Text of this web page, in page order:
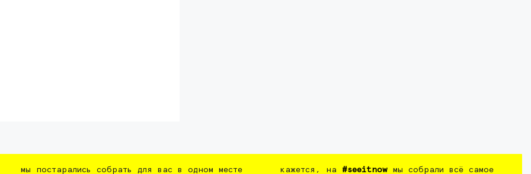
мы постарались собрать для вас в одном месте кажется, на #seeitnow мы собрали всё самое